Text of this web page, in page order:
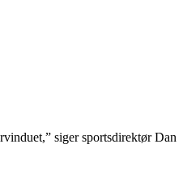
siger sportsdirektør Dan